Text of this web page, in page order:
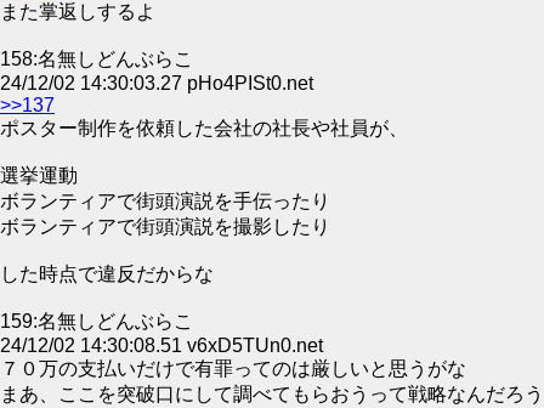
また掌返しするよ
158:名無しどんぶらこ
24/12/02 14:30:03.27 pHo4PISt0.net
>>137
ポスター制作を依頼した会社の社長や社員が、
選挙運動
ボランティアで街頭演説を手伝ったり
ボランティアで街頭演説を撮影したり
した時点で違反だからな
159:名無しどんぶらこ
24/12/02 14:30:08.51 v6xD5TUn0.net
７０万の支払いだけで有罪ってのは厳しいと思うがな
まあ、ここを突破口にして調べてもらおうって戦略なんだろう